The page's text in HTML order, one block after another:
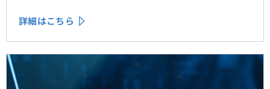
詳細はこちら